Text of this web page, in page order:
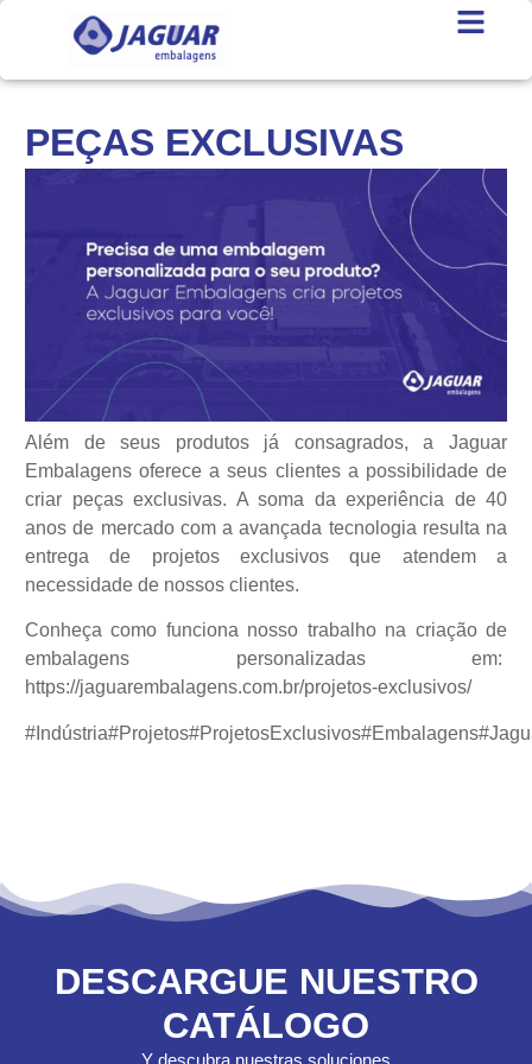
PEÇAS EXCLUSIVAS
Além de seus produtos já consagrados, a Jaguar
Embalagens oferece a seus clientes a possibilidade de
criar peças exclusivas. A soma da experiência de 40
anos de mercado com a avançada tecnologia resulta na
entrega de projetos exclusivos que atendem a
necessidade de nossos clientes.
Conheça como funciona nosso trabalho na criação de
embalagens personalizadas em:
https://jaguarembalagens.com.br/projetos-exclusivos/
#Indústria#Projetos#ProjetosExclusivos#Embalagens
DESCARGUE NUESTRO
CATÁLOGO